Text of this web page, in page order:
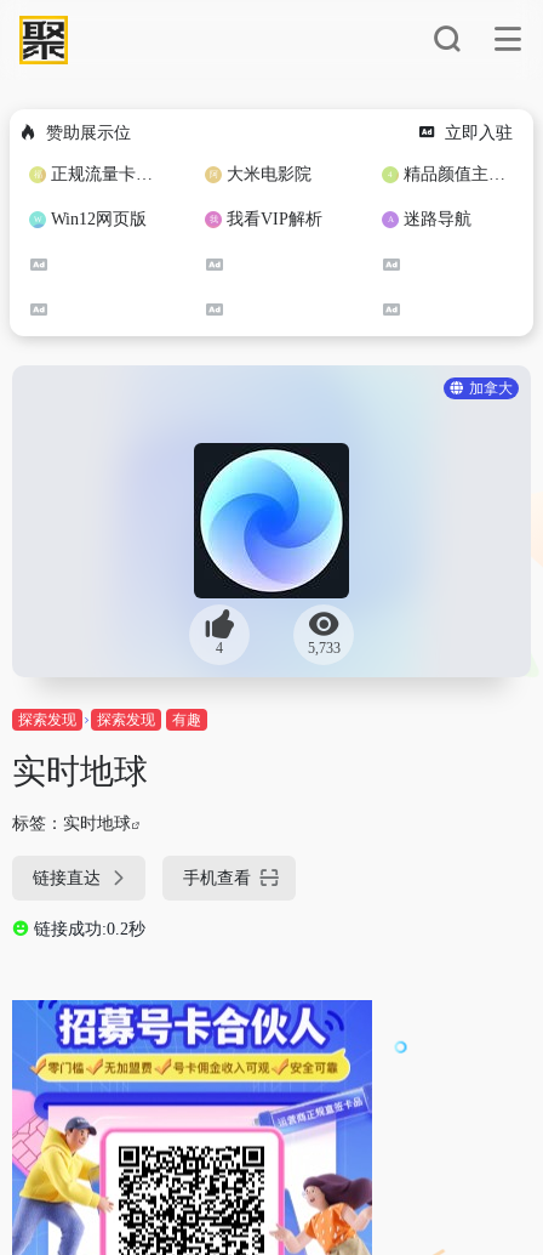
赞助展示位 立即入驻
正规流量卡免费加盟合作 大米电影院 精品颜值主播定制
Win12网页版 我看VIP解析 迷路导航
加拿大
4 5,733
探索发现 探索发现 有趣
实时地球
标签： 实时地球
链接直达 手机查看
链接成功:0.2秒